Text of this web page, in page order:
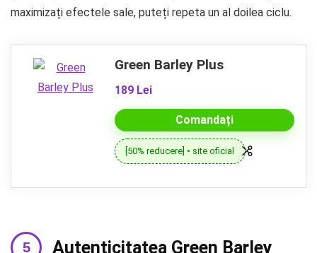
maximizați efectele sale, puteți repeta un al doilea ciclu.
Green Barley Plus
189 Lei
Comandați
[50% reducere] • site oficial
Autenticitatea Green Barley